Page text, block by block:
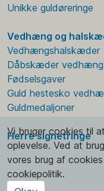
Unikke guldøreringe
Vedhæng og
Vedhængshalskæder
Dåbskæder
Fødselsgaver
Guld hestesko
Guldmedaljoner
Herre signetringe
Vi bruger cookies til
oplevelse. Ved at
vores brug af
cookiepolitik.